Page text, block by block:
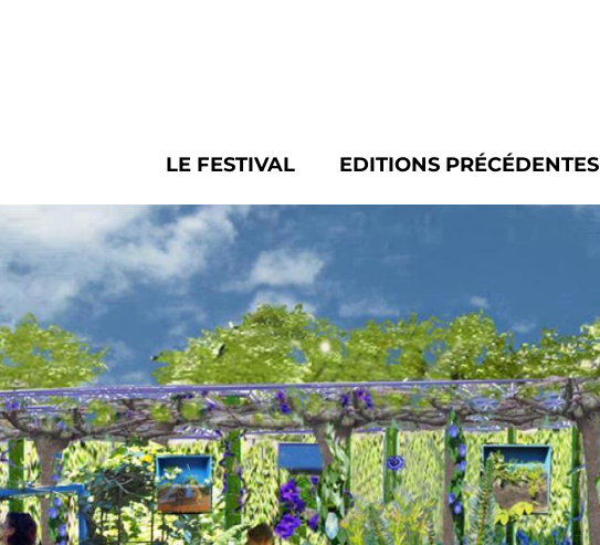
LE FESTIVAL EDITIONS PRÉCÉDENTES